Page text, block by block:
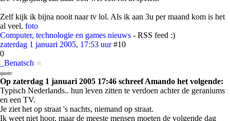
Zelf kijk ik bijna nooit naar tv lol. Als ik aan 3u per maand kom is het
al veel. foto
Computer, technologie en games nieuws - RSS feed :)
zaterdag 1 januari 2005, 17:53 uur #10
0
_Benatsch
quote:
Op zaterdag 1 januari 2005 17:46 schreef Amando het volgende:
Typisch Nederlands.. hun leven zitten te verdoen achter de geraniums
en een TV.
Je ziet het op straat 's nachts, niemand op straat.
Ik weet niet hoor, maar de meeste mensen moeten de volgende dag